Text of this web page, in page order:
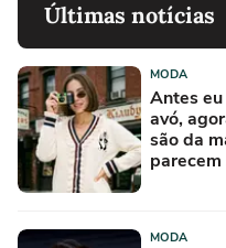
Últimas notícias
MODA
Antes
avó,
são da
MODA